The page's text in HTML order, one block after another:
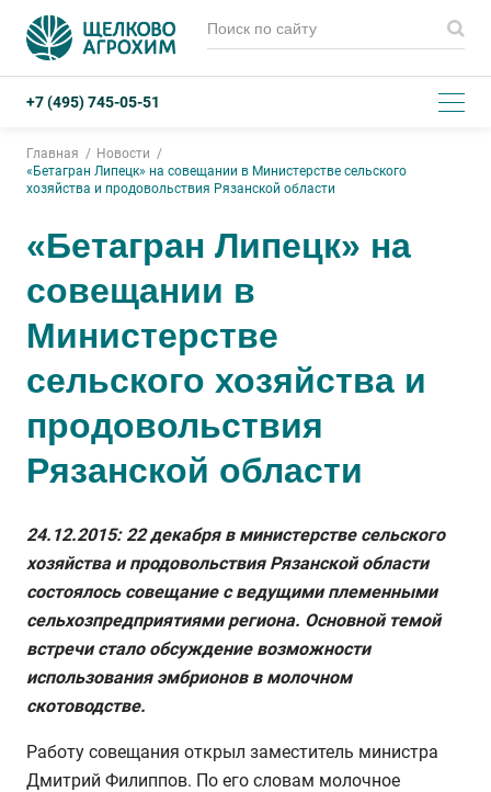
+7 (495) 745-05-51
Главная
Новости
«Бетагран Липецк» на совещании в Министерстве сельского
хозяйства и продовольствия Рязанской области
«Бетагран Липецк» на
совещании в
Министерстве
сельского хозяйства и
продовольствия
Рязанской области
24.12.2015: 22 декабря в министерстве сельского
хозяйства и продовольствия Рязанской области
состоялось совещание с ведущими племенными
сельхозпредприятиями региона. Основной темой
встречи стало обсуждение возможности
использования эмбрионов в молочном
скотоводстве.
Работу совещания открыл заместитель министра
Дмитрий Филиппов. По его словам молочное